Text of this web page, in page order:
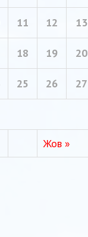
Жов »
11 12 13
18 19 20
25 26 27